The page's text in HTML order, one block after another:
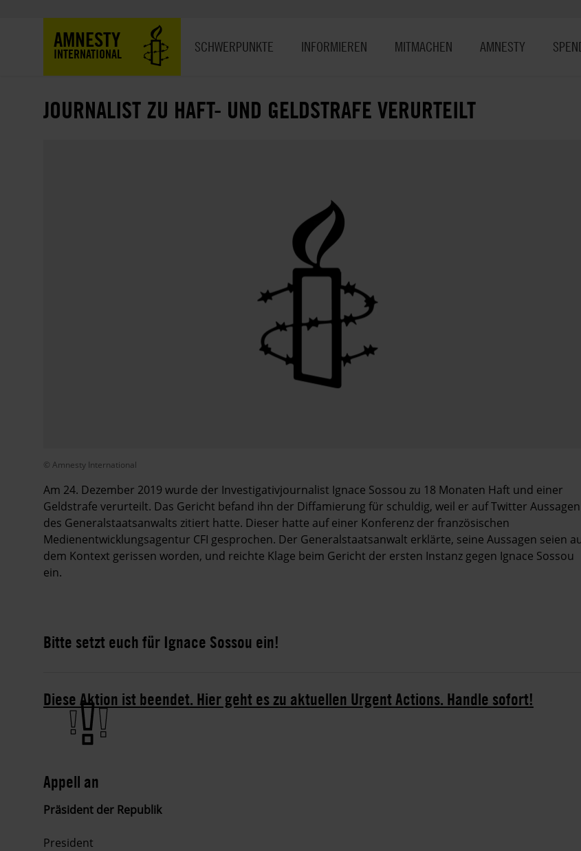
AMNESTY
INTERNATIONAL SCHWERPUNKTE INFORMIEREN MITMACHEN AMNESTY
JOURNALIST ZU HAFT- UND GELDSTRAFE VERURTEILT
© Amnesty International
Am 24. Dezember 2019 wurde der Investigativjournalist Ignace Sossou zu 18 Monaten Haft und einer
Geldstrafe verurteilt. Das Gericht befand ihn der Diffamierung für schuldig, weil er auf Twitter Aussagen
des Generalstaatsanwalts zitiert hatte. Dieser hatte auf einer Konferenz der französischen
Medienentwicklungsagentur CFI gesprochen. Der Generalstaatsanwalt erklärte, seine Aussagen seien
dem Kontext gerissen worden, und reichte Klage beim Gericht der ersten Instanz gegen Ignace Sossou
ein.
Bitte setzt euch für Ignace Sossou ein!
Diese Aktion ist beendet. Hier geht es zu aktuellen Urgent Actions. Handle sofort!
Appell an
Präsident der Republik
President